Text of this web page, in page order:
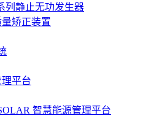
列静止无功发生器
矫正装置
平台
智慧能源管理平台